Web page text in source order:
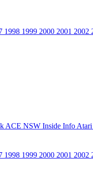
1998 1999 2000 2001 2002
ACE NSW Inside Info
1998 1999 2000 2001 2002